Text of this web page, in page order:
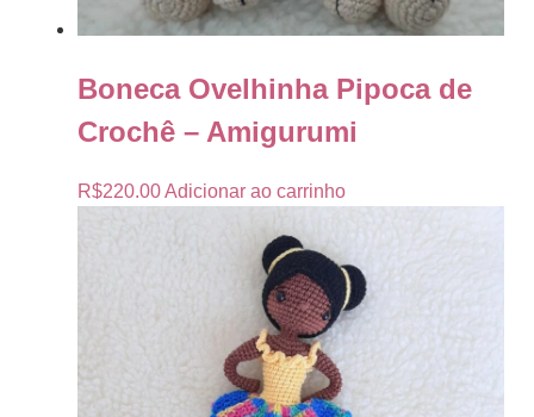
Boneca Ovelhinha Pipoca de
Crochê – Amigurumi
R$220.00Adicionar ao carrinho